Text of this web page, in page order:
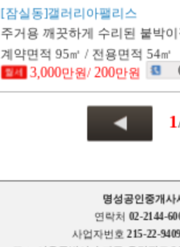
[잠실동]갤러리아팰리스
주거용 깨끗하게 수리된 붙박
계약면적 95㎡ / 전용면적 54㎡
3,000만원/200만원
1
명성공인중개
연락처 02-2144-
사업자번호 215-22-